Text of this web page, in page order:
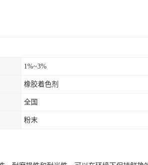
1%~3%
橡胶着色剂
全国
粉末